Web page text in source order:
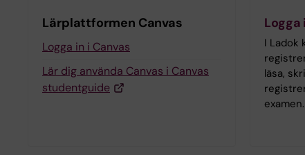
Lärplattformen Canvas
Logga in i Canvas
Lär dig använda Canvas i Canvas
studentguide
Logga
I Ladok
läsa,
examen.